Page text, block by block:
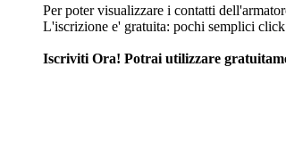
Per poter visualizzare i contatti
L'iscrizione e' gratuita: pochi semplici
Iscriviti Ora! Potrai utilizzare